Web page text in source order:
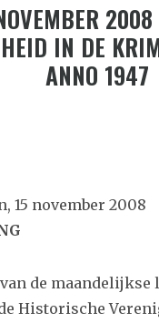
IN DE
ANNO 1947
15 november 2008
de maandelijkse
Historische